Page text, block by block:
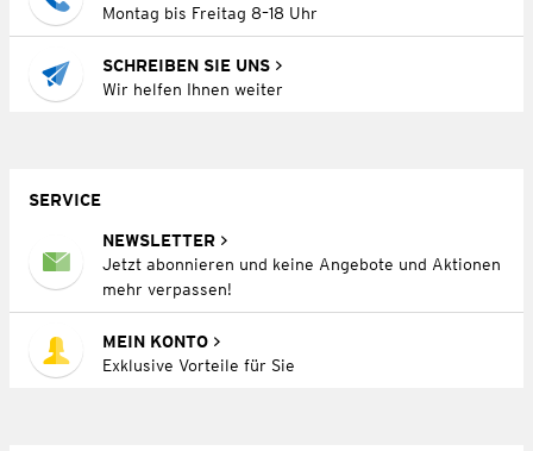
Montag bis Freitag 8–18 Uhr
SCHREIBEN SIE UNS
Wir helfen Ihnen weiter
SERVICE
NEWSLETTER
Jetzt abonnieren und keine Angebote und Aktionen
mehr verpassen!
MEIN KONTO
Exklusive Vorteile für Sie